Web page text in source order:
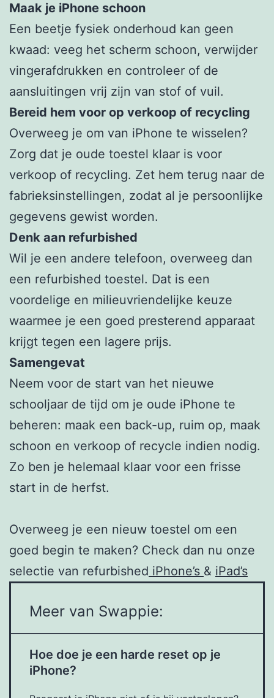
Maak je iPhone schoon
Een beetje fysiek onderhoud kan geen
kwaad: veeg het scherm schoon, verwijder
vingerafdrukken en controleer of de
aansluitingen vrij zijn van stof of vuil.
Bereid hem voor op verkoop of recycling
Overweeg je om van iPhone te wisselen?
Zorg dat je oude toestel klaar is voor
verkoop of recycling. Zet hem terug naar de
fabrieksinstellingen, zodat al je persoonlijke
gegevens gewist worden.
Denk aan refurbished
Wil je een andere telefoon, overweeg dan
een refurbished toestel. Dat is een
voordelige en milieuvriendelijke keuze
waarmee je een goed presterend apparaat
krijgt tegen een lagere prijs.
Samengevat
Neem voor de start van het nieuwe
schooljaar de tijd om je oude iPhone te
beheren: maak een back-up, ruim op, maak
schoon en verkoop of recycle indien nodig.
Zo ben je helemaal klaar voor een frisse
start in de herfst.
Overweeg je een nieuw toestel om een
goed begin te maken? Check dan nu onze
selectie van refurbished iPhone’s & iPad’s
Meer van Swappie:
Hoe doe je een harde reset op je
iPhone?